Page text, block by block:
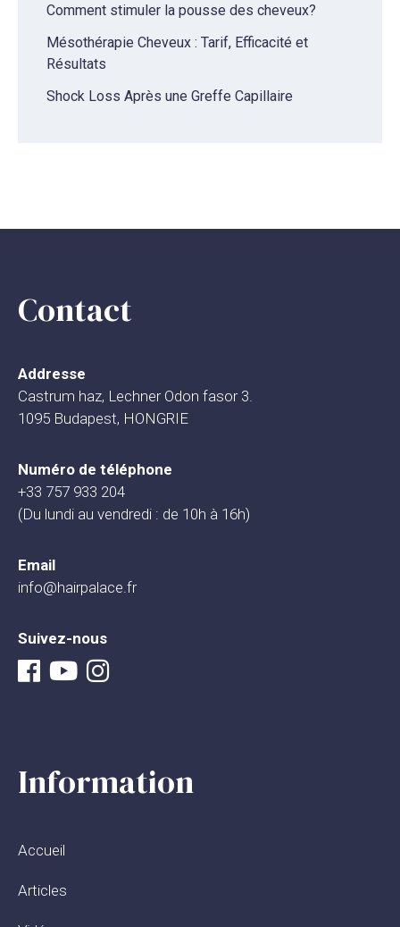
Comment stimuler la pousse des cheveux?
Mésothérapie Cheveux : Tarif, Efficacité et
Résultats
Shock Loss Après une Greffe Capillaire
Contact
Addresse
Castrum haz, Lechner Odon fasor 3.
1095 Budapest, HONGRIE
Numéro de téléphone
+33 757 933 204
(Du lundi au vendredi : de 10h à 16h)
Email
info@hairpalace.fr
Suivez-nous
Information
Accueil
Articles